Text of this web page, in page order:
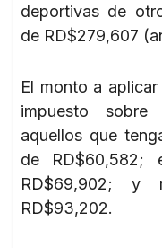
deportivas de
de RD$279,607
El monto a
impuesto
aquellos que
de RD$60,582;
RD$69,902;
RD$93,202.